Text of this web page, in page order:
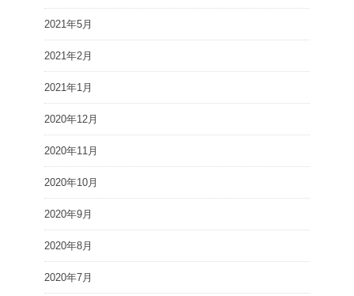
2021年5月
2021年2月
2021年1月
2020年12月
2020年11月
2020年10月
2020年9月
2020年8月
2020年7月